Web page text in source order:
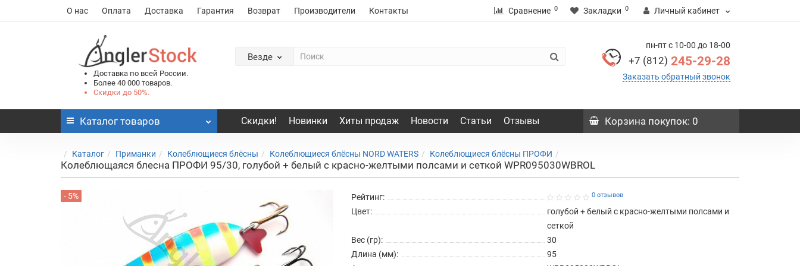
О нас Оплата Доставка Гарантия Возврат Производители Контакты Сравнение 0 Закладки 0 Личный кабинет
Доставка по всей России.
Более 40 000 товаров.
Скидки до 50%.
Везде
пн-пт с 10-00 до 18-00
+7 (812) 245-29-28
Заказать обратный звонок
Каталог товаров Скидки! Новинки Хиты продаж Новости Статьи Отзывы Корзина покупок: 0
Каталог Приманки Колеблющиеся блёсны Колеблющиеся блёсны NORD WATERS Колеблющиеся блёсны ПРОФИ
Колеблющаяся блесна ПРОФИ 95/30, голубой + белый с красно-желтыми полсами и сеткой WPR095030WBROL
- 5% Рейтинг: 0 отзывов
Цвет:
голубой + белый с красно-желтыми полсами и
сеткой
Вес (гр):
30
Длина (мм):
95